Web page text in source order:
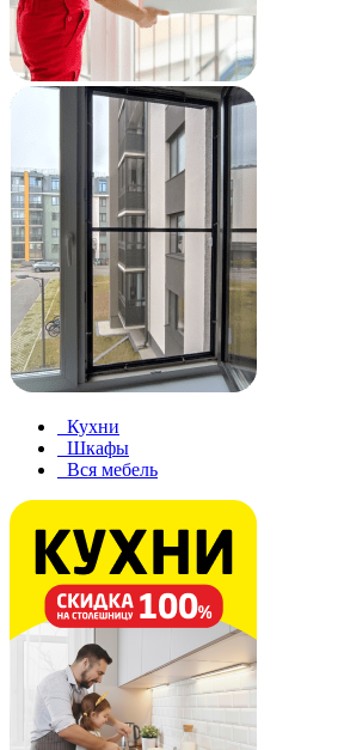
Кухни
Шкафы
Вся мебель